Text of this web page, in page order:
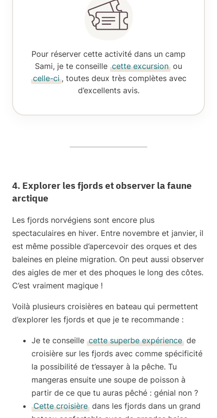
Pour réserver cette activité dans un camp
Sami, je te conseille cette excursion ou
celle-ci , toutes deux très complètes avec
d’excellents avis.
4. Explorer les fjords et observer la faune
arctique
Les fjords norvégiens sont encore plus
spectaculaires en hiver. Entre novembre et janvier, il
est même possible d’apercevoir des orques et des
baleines en pleine migration. On peut aussi observer
des aigles de mer et des phoques le long des côtes.
C’est vraiment magique !
Voilà plusieurs croisières en bateau qui permettent
d’explorer les fjords et que je te recommande :
Je te conseille cette superbe expérience de
croisière sur les fjords avec comme spécificité
la possibilité de t’essayer à la pêche. Tu
mangeras ensuite une soupe de poisson à
partir de ce que tu auras pêché : génial non ?
Cette croisière dans les fjords dans un grand